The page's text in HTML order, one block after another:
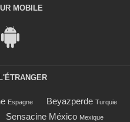
MOBILE
Espagne Beyazperde Turquie
Sensacine México Mexique